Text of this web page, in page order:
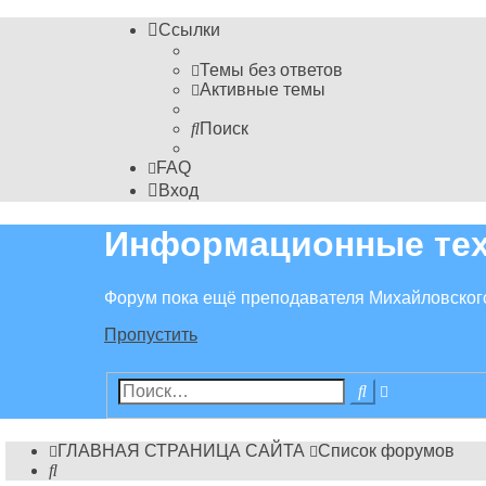
Ссылки
Темы без ответов
Активные темы
Поиск
FAQ
Вход
Информационные
Форум пока ещё преподавателя
Пропустить
Поиск
ГЛАВНАЯ СТРАНИЦА САЙТА
Список форумов
Поиск